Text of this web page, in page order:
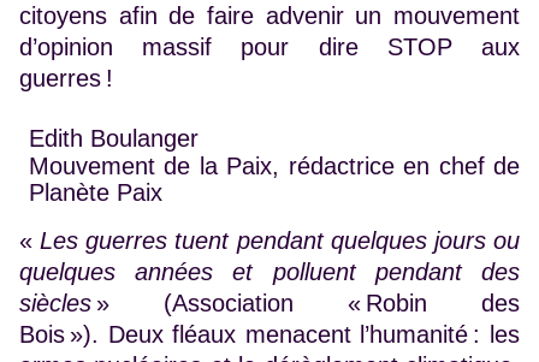
citoyens afin de faire advenir un mouvement
d’opinion massif pour dire STOP aux
guerres !
Edith Boulanger
Mouvement de la Paix, rédactrice en chef de
Planète Paix
«Les guerres tuent pendant quelques jours ou
quelques années et polluent pendant des
siècles » (Association « Robin des
Bois »). Deux fléaux menacent l’humanité : les